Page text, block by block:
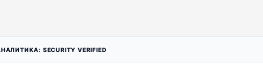
SECURITY VERIFIED